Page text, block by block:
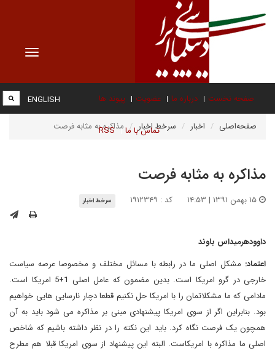
Toggle
صفحه نخست درباره ما عضویت پیوند ها
تماس با ما RSS
ENGLISH
صفحه‌اصلی اخبار سرخط اخبار مذاکره به مثابه فرصت
مذاکره به مثابه فرصت
کد : ۱۹۱۲۳۴۹ سرخط اخبار
داوودهرمیداس باوند
اعتماد: مشکل اصلی ما در رابطه با مسائل مختلف و مخصوصا عرصه سیاست
خارجی در گرو امریکا است. بدین مضمون که عامل اصلی 1+5 امریکا است.
مادامی که ما مشکلاتمان را با امریکا حل نکنیم قطعا دچار نارسایی هایی خواهیم
بود. بنابراین اگر از سوی امریکا پیشنهادی مبنی بر مذاکره می شود باید به آن
همچون یک فرصت نگاه کرد. باید این نکته را در نظر داشته باشیم که شاخص
اصلی ما مذاکره با امریکاست. البته این پیشنهاد از سوی امریکا قبلا هم مطرح